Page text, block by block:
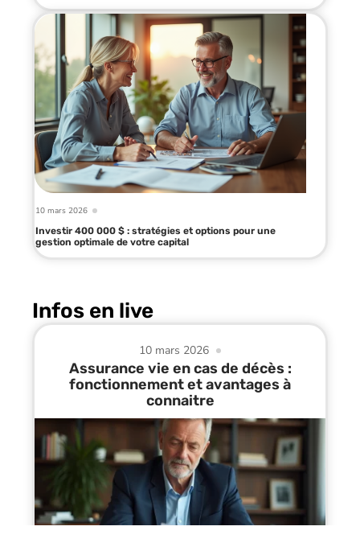
10 mars 2026
Investir 400 000 $ : stratégies et options pour une
gestion optimale de votre capital
Infos en live
10 mars 2026
Assurance vie en cas de décès :
fonctionnement et avantages à
connaitre